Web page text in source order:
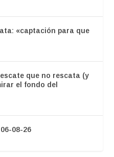
«captación para que
que no rescata (y
el fondo del
08-26